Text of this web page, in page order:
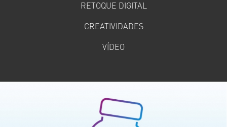
RETOQUE DIGITAL
CREATIVIDADES
VÍDEO